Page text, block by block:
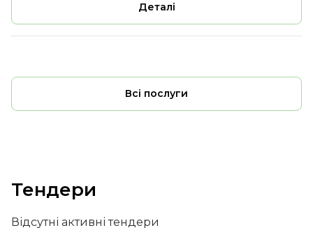
Деталі
Всі послуги
Тендери
Відсутні активні тендери